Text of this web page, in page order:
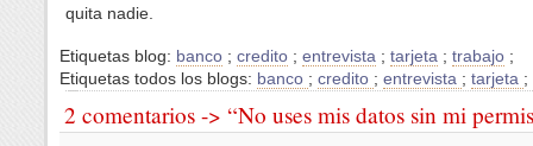
quita nadie.
Etiquetas blog: banco ; credito ; entrevista ; tarjeta ; trabajo ;
Etiquetas todos los blogs: banco ; credito ; entrevista ; tarjeta ;
2 comentarios -> “No uses mis datos sin mi